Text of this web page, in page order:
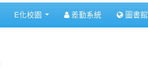
E化校園 差勤系統 圖書館